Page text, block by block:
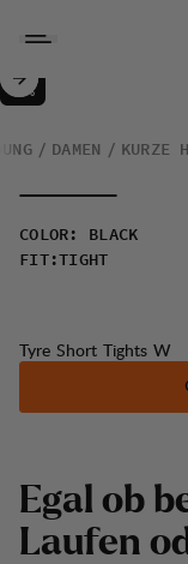
Tyre Short Tights W
VERKAUF
30%
DAMEN KURZE
COLOR :
BLACK
FIT:TIGHT
Tyre Short Tights W
Egal ob
Laufen